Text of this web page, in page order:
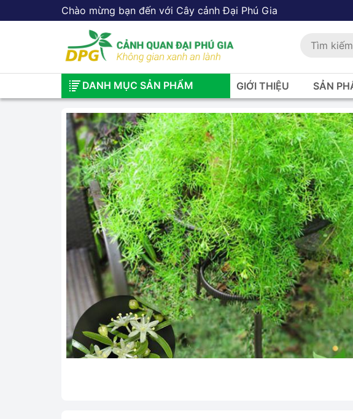
Chào mừng bạn đến với Cây cảnh Đại Phú Gia
DANH MỤC SẢN PHẨM GIỚI THIỆU SẢN